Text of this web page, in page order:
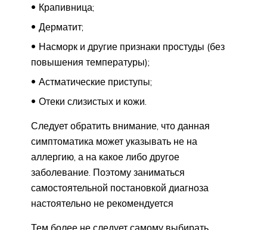
Крапивница;
Дерматит;
Насморк и другие признаки простуды (без
повышения температуры);
Астматические приступы;
Отеки слизистых и кожи.
Следует обратить внимание, что данная
симптоматика может указывать не на
аллергию, а на какое либо другое
заболевание. Поэтому заниматься
самостоятельной постановкой диагноза
настоятельно не рекомендуется
Тем более не следует самому выбирать